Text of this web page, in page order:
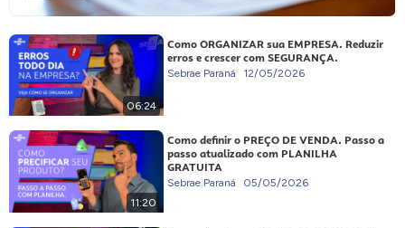
06:24
Como ORGANIZAR sua EMPRESA. Reduzir
erros e crescer com SEGURANÇA.
Sebrae Paraná 12/05/2026
11:20
Como definir o PREÇO DE VENDA. Passo a
passo atualizado com PLANILHA
GRATUITA
Sebrae Paraná 05/05/2026